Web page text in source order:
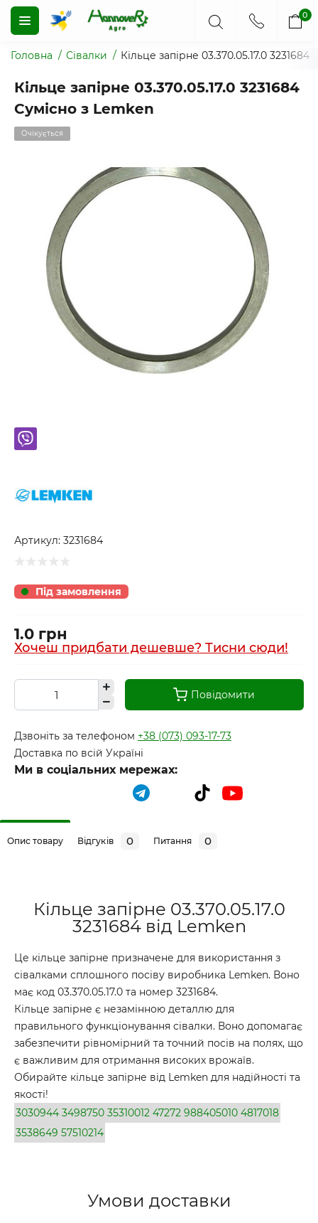
0
Головна Сівалки Кільце запірне 03.370.05.17.0 3231684
Кільце запірне 03.370.05.17.0 3231684
Сумісно з Lemken
Очікується
Артикул: 3231684
Під замовлення
1.0 грн
Хочеш придбати дешевше? Тисни сюди!
Повідомити
Дзвоніть за телефоном +38 (073) 093-17-73
Доставка по всій Україні
Ми в соціальних мережах:
Опис товару Відгуків 0 Питання 0
Кільце запірне 03.370.05.17.0
3231684 від Lemken
Це кільце запірне призначене для використання з
сівалками сплошного посіву виробника Lemken. Воно
має код 03.370.05.17.0 та номер 3231684.
Кільце запірне є незамінною деталлю для
правильного функціонування сівалки. Воно допомагає
забезпечити рівномірний та точний посів на полях, що
є важливим для отримання високих врожаїв.
Обирайте кільце запірне від Lemken для надійності та
якості!
3030944 3498750 35310012 47272 988405010 4817018
3538649 57510214
Умови доставки